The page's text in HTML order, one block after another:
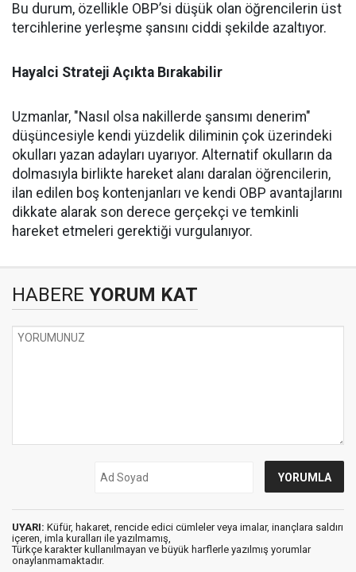
Bu durum, özellikle OBP’si düşük olan öğrencilerin üst
tercihlerine yerleşme şansını ciddi şekilde azaltıyor.
Hayalci Strateji Açıkta Bırakabilir
Uzmanlar, "Nasıl olsa nakillerde şansımı denerim"
düşüncesiyle kendi yüzdelik diliminin çok üzerindeki
okulları yazan adayları uyarıyor. Alternatif okulların da
dolmasıyla birlikte hareket alanı daralan öğrencilerin,
ilan edilen boş kontenjanları ve kendi OBP avantajlarını
dikkate alarak son derece gerçekçi ve temkinli
hareket etmeleri gerektiği vurgulanıyor.
HABERE YORUM KAT
UYARI: Küfür, hakaret, rencide edici cümleler veya imalar, inançlara saldırı
içeren, imla kuralları ile yazılmamış,
Türkçe karakter kullanılmayan ve büyük harflerle yazılmış yorumlar
onaylanmamaktadır.